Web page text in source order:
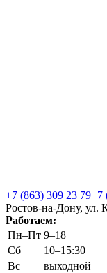
+7 (863) 309 23 79+7
Ростов-на-Дону, ул.
Работаем:
Пн–Пт 9–18
Сб
10–15:30
Вс
выходной